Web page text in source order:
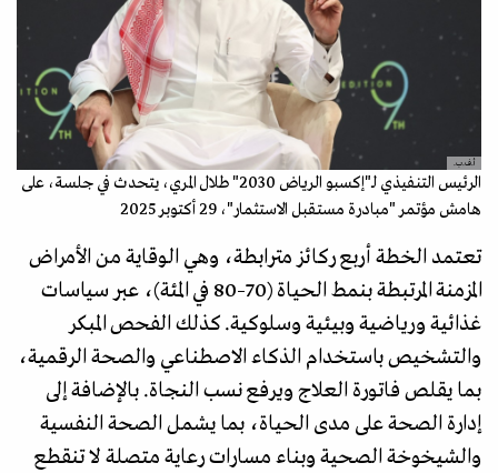
أ.ف.ب.
الرئيس التنفيذي لـ"إكسبو الرياض 2030" طلال المري، يتحدث في جلسة، على
هامش مؤتمر "مبادرة مستقبل الاستثمار"، 29 أكتوبر 2025
تعتمد الخطة أربع ركائز مترابطة، وهي الوقاية من الأمراض
المزمنة المرتبطة بنمط الحياة (70–80 في المئة)، عبر سياسات
غذائية ورياضية وبيئية وسلوكية. كذلك الفحص المبكر
والتشخيص باستخدام الذكاء الاصطناعي والصحة الرقمية،
بما يقلص فاتورة العلاج ويرفع نسب النجاة. بالإضافة إلى
إدارة الصحة على مدى الحياة، بما يشمل الصحة النفسية
والشيخوخة الصحية وبناء مسارات رعاية متصلة لا تنقطع